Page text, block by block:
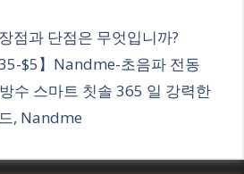
점과 단점은 무엇입니까?
$5】Nandme-초음파 전동
수 스마트 칫솔 365 일 강력한
, Nandme